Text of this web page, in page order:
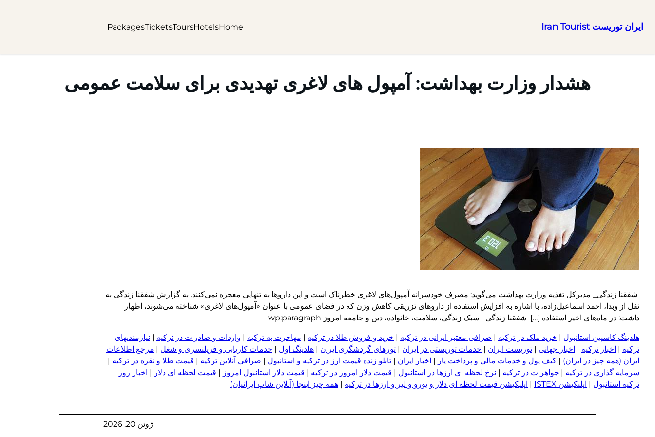
ایران توریست Iran Tourist Home
Hotels
Tours
Tickets
Packages
هشدار وزارت بهداشت: آمپول های لاغری تهدیدی برای سلامت عمومی
شفقنا زندگی_ مدیرکل تغذیه وزارت بهداشت می‌گوید: مصرف خودسرانه آمپول‌های لاغری خطرناک است و این داروها به تنهایی معجزه نمی‌کنند. به گزارش شفقنا زندگی به
نقل از وبدا، احمد اسماعیل‌زاده، با اشاره به افزایش استفاده از داروهای تزریقی کاهش وزن که در فضای عمومی با عنوان «آمپول‌های لاغری» شناخته می‌شوند، اظهار
داشت: در ماه‌های اخیر استفاده […] شفقنا زندگی | سبک زندگی، سلامت، خانواده، دین و جامعه امروز wp:paragraph
هلدینگ کاسپین استانبول | خرید ملک در ترکیه | صرافی معتبر ایرانی در ترکیه | خرید و فروش طلا در ترکیه | مهاجرت به ترکیه | واردات و صادرات در ترکیه | نیازمندیهای
ترکیه | اخبار ترکیه | اخبار جهانی | توریست ایران | خدمات توریستی در ایران | تورهای گردشگری ایران | هلدینگ اول | خدمات کاریابی و فریلنسری و شغل | مرجع اطلاعات
ایران (همه چیز در ایران) | کیف پول و خدمات مالی و پرداخت یار | اخبار ایران | تابلو زنده قیمت ارز در ترکیه و استانبول | صرافی آنلاین ترکیه | قیمت طلا و نقره در ترکیه |
سرمایه گذاری در ترکیه | جواهرات در ترکیه | نرخ لحظه ای ارزها در استانبول | قیمت دلار امروز در ترکیه | قیمت دلار استانبول امروز | قیمت لحظه ای دلار | اخبار روز
ترکیه استانبول | اپلیکیشن ISTEX | اپلیکیشن قیمت لحظه ای دلار و یورو و لیر و ار زها در ترکیه | همه چیز اینجا (آنلاین شاپ ایرانیان)
ژوئن 20, 2026